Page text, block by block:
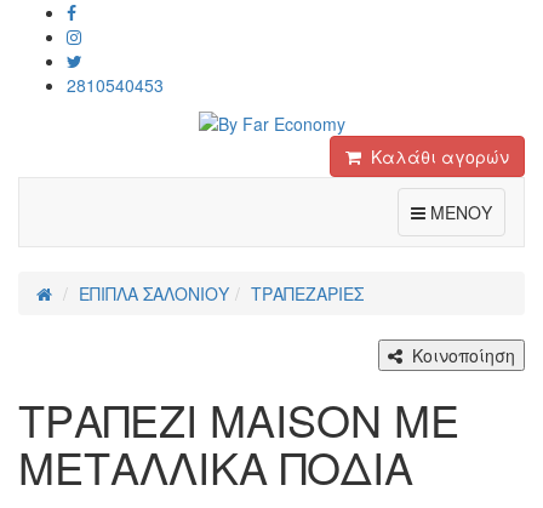
2810540453
Καλάθι αγορών
ΜΕΝΟΥ
ΕΠΙΠΛΑ ΣΑΛΟΝΙΟΥ ΤΡΑΠΕΖΑΡΙΕΣ
Κοινοποίηση
ΤΡΑΠΕΖΙ MAISON ΜΕ
ΜΕΤΑΛΛΙΚΑ ΠΟΔΙΑ